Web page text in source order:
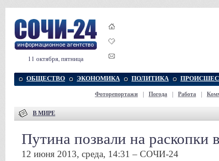
11 октября, пятница
ОБЩЕСТВО ЭКОНОМИКА ПОЛИТИКА
Фоторепортажи Погода Работа
В МИРЕ
Путина позвали на раскопки
12 июня 2013, среда, 14:31 – СОЧИ-24